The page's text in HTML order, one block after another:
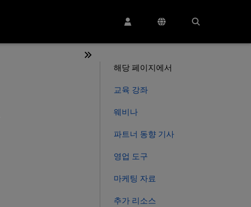
해당 페이지에서
교육 강좌
웨비나
파트너 동향 기사
영업 도구
마케팅 자료
추가 리소스